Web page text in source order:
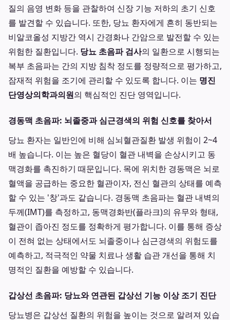
질의 음영 변화 등을 관찰하여 신장 기능 저하의 초기 신호
를 발견할 수 있습니다. 또한, 당뇨 환자에게 흔히 동반되는
비알코올성 지방간 역시 간경화나 간암으로 발전할 수 있는
위험한 질환입니다. 당뇨 초음파 검사의 일환으로 시행되는
복부 초음파는 간의 지방 침착 정도를 정량적으로 평가하고,
잠재적 위험을 조기에 관리할 수 있도록 합니다. 이는 명진
단영상의학과의원의 핵심적인 진단 영역입니다.
경동맥 초음파: 뇌졸중과 심근경색의 위험 신호를 찾아서
당뇨 환자는 일반인에 비해 심뇌혈관질환 발생 위험이 2~4
배 높습니다. 이는 높은 혈당이 혈관 내벽을 손상시키고 동
맥경화를 촉진하기 때문입니다. 목에 위치한 경동맥은 뇌로
혈액을 공급하는 중요한 혈관이자, 전신 혈관의 상태를 예측
할 수 있는 '창'과도 같습니다. 경동맥 초음파는 혈관 내벽의
두께(IMT)를 측정하고, 동맥경화반(플라크)의 유무와 형태,
혈관이 좁아진 정도를 정확하게 평가합니다. 이를 통해 증상
이 전혀 없는 상태에서도 뇌졸중이나 심근경색의 위험도를
예측하고, 적극적인 약물 치료나 생활 습관 개선을 통해 치
명적인 질환을 예방할 수 있습니다.
갑상선 초음파: 당뇨와 연관된 갑상선 기능 이상 조기 진단
당뇨병은 갑상선 질환의 위험을 높이는 것으로 알려져 있습